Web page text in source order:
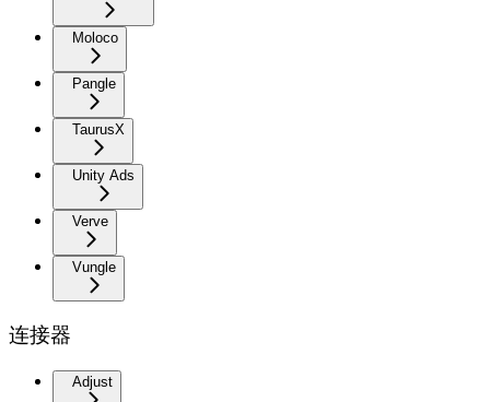
Moloco
Pangle
TaurusX
Unity Ads
Verve
Vungle
连接器
Adjust